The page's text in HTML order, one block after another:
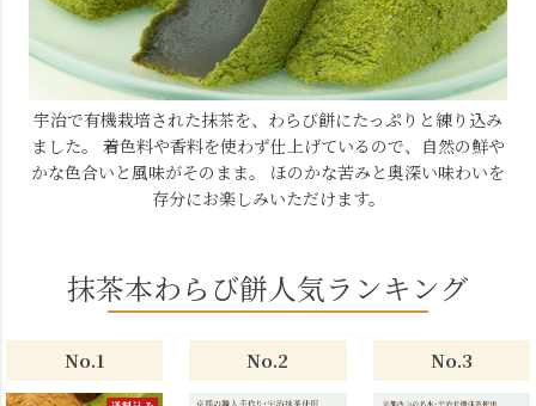
宇治で有機栽培された抹茶を、わらび餅にたっぷりと練り込み
ました。
着色料や香料を使わず仕上げているので、自然の鮮や
かな色合いと風味がそのまま。 ほのかな苦みと奥深い味わいを
存分にお楽しみいただけます。
抹茶本わらび餅人気ランキング
No.1 No.2 No.3